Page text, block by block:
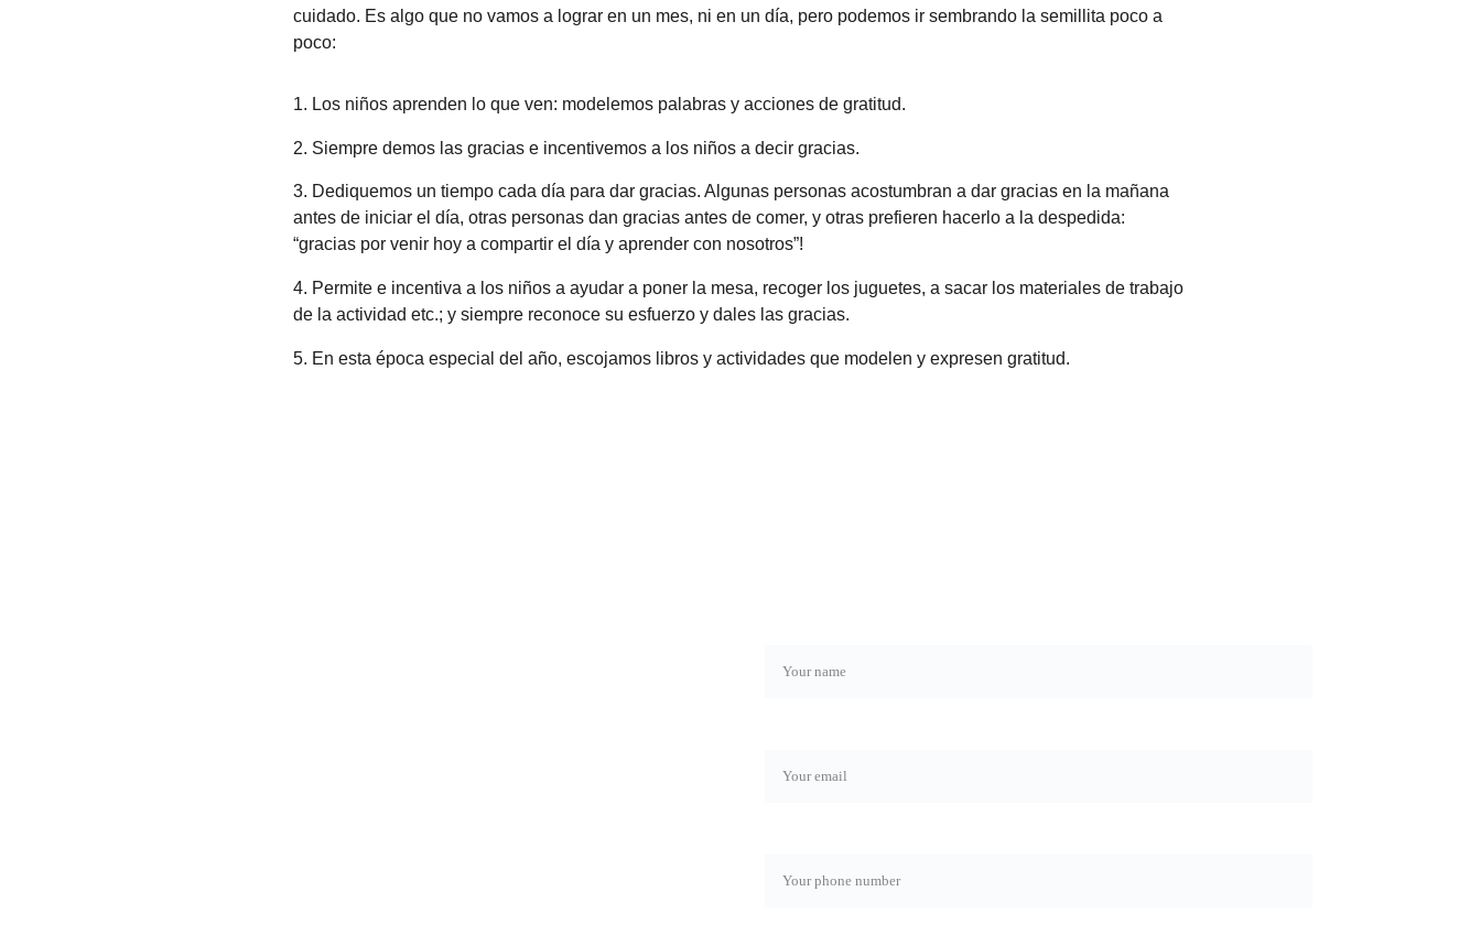
cuidado. Es algo que no vamos a lograr en un mes, ni en un día, pero podemos ir sembrando la semillita poco a
poco:
1. Los niños aprenden lo que ven: modelemos palabras y acciones de gratitud.
2. Siempre demos las gracias e incentivemos a los niños a decir gracias.
3. Dediquemos un tiempo cada día para dar gracias. Algunas personas acostumbran a dar gracias en la mañana
antes de iniciar el día, otras personas dan gracias antes de comer, y otras prefieren hacerlo a la despedida:
“gracias por venir hoy a compartir el día y aprender con nosotros”!
4. Permite e incentiva a los niños a ayudar a poner la mesa, recoger los juguetes, a sacar los materiales de trabajo
de la actividad etc.; y siempre reconoce su esfuerzo y dales las gracias.
5. En esta época especial del año, escojamos libros y actividades que modelen y expresen gratitud.